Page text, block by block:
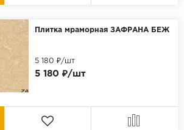
Плитка мраморная ЗАФРАНА БЕЖ
5 180 ₽/шт
5 180 ₽/шт